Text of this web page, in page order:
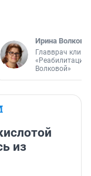
Ирина Волкова
Главврач
«Реабилитация
Волковой»
из